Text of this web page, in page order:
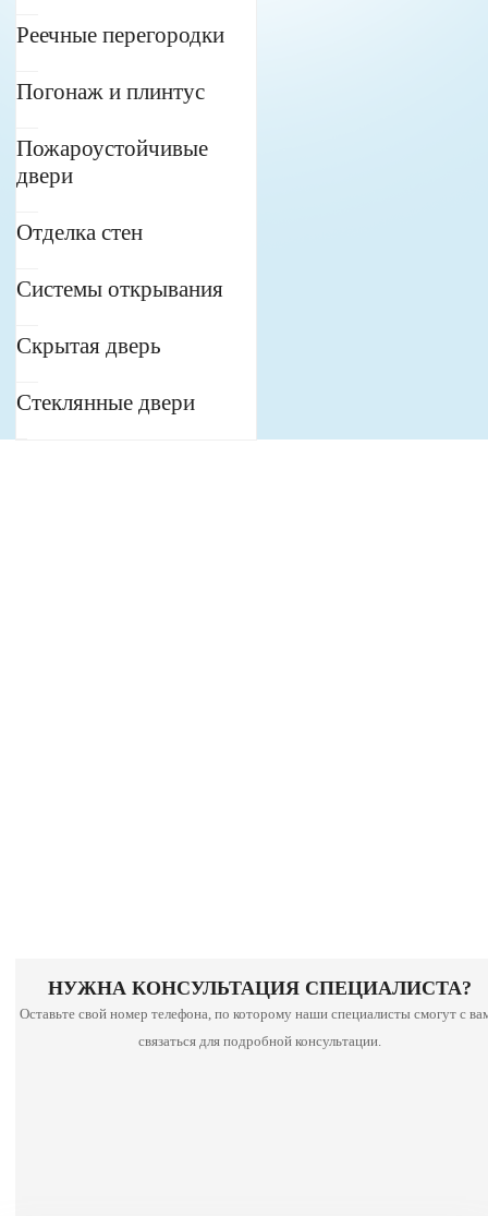
Реечные перегородки
Погонаж и плинтус
Пожароустойчивые
двери
Отделка стен
Системы открывания
Скрытая дверь
Стеклянные двери
НУЖНА КОНСУЛЬТАЦИЯ СПЕЦИАЛИСТА?
Оставьте свой номер телефона, по которому наши специалисты смогут с
связаться для подробной консультации.